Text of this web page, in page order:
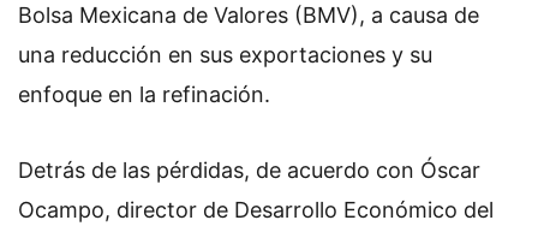
Bolsa Mexicana de Valores (BMV), a causa de
una reducción en sus exportaciones y su
enfoque en la refinación.
Detrás de las pérdidas, de acuerdo con Óscar
Ocampo, director de Desarrollo Económico del